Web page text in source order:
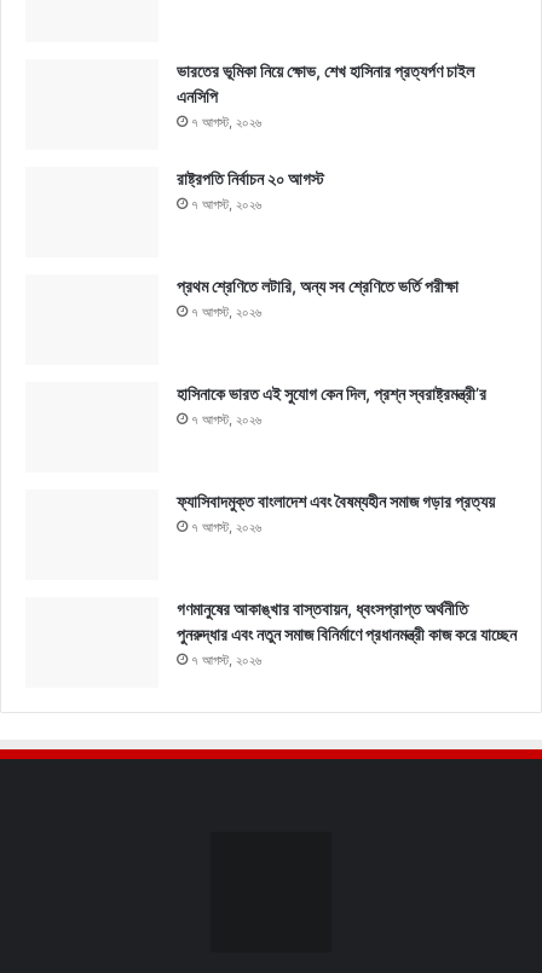
ভারতের ভূমিকা নিয়ে ক্ষোভ, শেখ হাসিনার প্রত্যর্পণ চাইল
এনসিপি
৭ আগস্ট, ২০২৬
রাষ্ট্রপতি নির্বাচন ২০ আগস্ট
৭ আগস্ট, ২০২৬
প্রথম শ্রেণিতে লটারি, অন্য সব শ্রেণিতে ভর্তি পরীক্ষা
৭ আগস্ট, ২০২৬
হাসিনাকে ভারত এই সুযোগ কেন দিল, প্রশ্ন স্বরাষ্ট্রমন্ত্রী’র
৭ আগস্ট, ২০২৬
ফ্যাসিবাদমুক্ত বাংলাদেশ এবং বৈষম্যহীন সমাজ গড়ার প্রত্যয়
৭ আগস্ট, ২০২৬
গণমানুষের আকাঙ্খার বাস্তবায়ন, ধ্বংসপ্রাপ্ত অর্থনীতি
পুনরুদ্ধার এবং নতুন সমাজ বিনির্মাণে প্রধানমন্ত্রী কাজ করে যাচ্ছেন
৭ আগস্ট, ২০২৬